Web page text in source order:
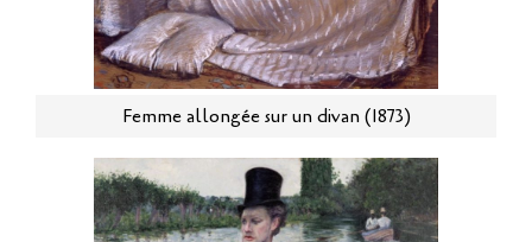
Femme allongée sur un divan (1873)